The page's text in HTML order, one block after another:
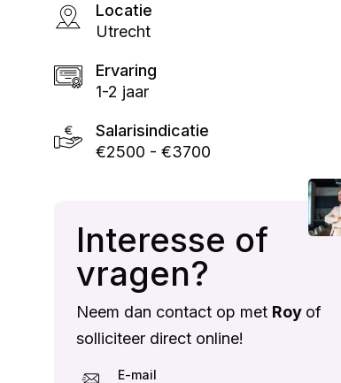
Locatie
Utrecht
Ervaring
1-2 jaar
Salarisindicatie
€2500 - €3700
Interesse of
vragen?
Neem dan contact op met Roy of
solliciteer direct online!
E-mail